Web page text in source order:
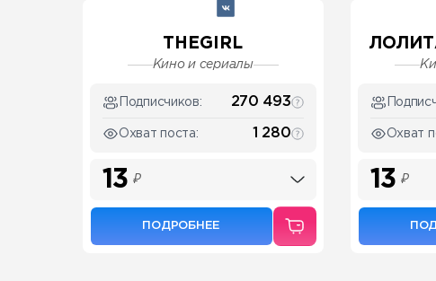
THEGIRL
Кино и сериалы
Подписчиков: 270 493
Охват поста: 1 280
13 ₽
ПОДРОБНЕЕ
Охват
13 ₽